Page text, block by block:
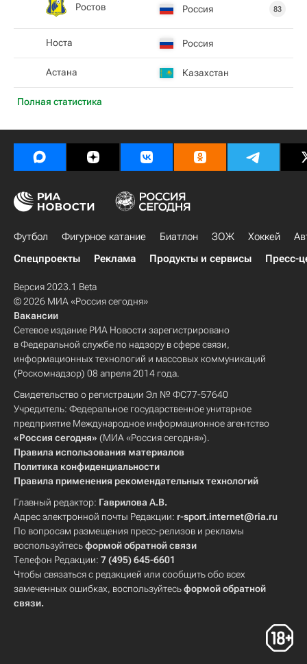
Полная статистика
Ростов Россия 83
Носта Россия
Астана Казахстан
Футбол Фигурное катание Биатлон ЗОЖ Хоккей
Спецпроекты
Реклама Продукты и сервисы Пресс-
Версия 2023.1 Beta
© 2026 МИА «Россия сегодня»
Вакансии
Сетевое издание РИА Новости зарегистрировано
в Федеральной службе по надзору в сфере связи,
информационных технологий и массовых коммуникаций
(Роскомнадзор) 08 апреля 2014 года.
Свидетельство о регистрации Эл № ФС77-57640
Учредитель: Федеральное государственное унитарное
предприятие Международное информационное агентство
«Россия сегодня» (МИА «Россия сегодня»).
Правила использования материалов
Политика конфиденциальности
Правила применения рекомендательных технологий
Главный редактор: Гаврилова А.В.
Адрес электронной почты Редакции: r-sport.internet@ria.ru
По вопросам размещения пресс-релизов и рекламы
воспользуйтесьформой обратной связи
Телефон Редакции: 7 (495) 645-6601
Чтобы связаться с редакцией или сообщить обо всех
замеченных ошибках, воспользуйтесьформой обратной
связи.